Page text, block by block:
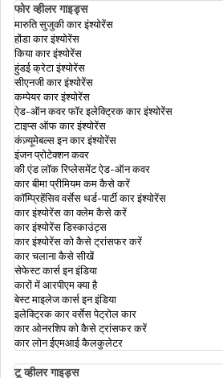
ट्रैवल इंश्योरेंस जो फ़ाइनेंशियल एमरजेंसी
फोर व्हीलर गाइड्स
मारुति सुजुकी कार इंश्योरेंस
होंडा कार इंश्योरेंस
किया कार इंश्योरेंस
हुंडई क्रेटा इंश्योरेंस
सीएनजी कार इंश्योरेंस
कम्पेयर कार इंश्योरेंस
ऐड-ऑन कवर फॉर इलेक्ट्रिक कार इंश्योरेंस
टाइप्स ऑफ कार इंश्योरेंस
कंज़्यूमेबल्स इन कार इंश्योरेंस
इंजन प्रोटेक्शन कवर
की एंड लॉक रिप्लेसमेंट ऐड-ऑन कवर
कार बीमा प्रीमियम कम कैसे करें
कॉम्प्रिहेंसिव वर्सेस थर्ड-पार्टी कार इंश्योरेंस
कार इंश्योरेंस का क्लेम कैसे करें
कार इंश्योरेंस डिस्काउंट्स
कार इंश्योरेंस को कैसे ट्रांसफर करें
कार चलाना कैसे सीखें
सेफेस्ट कार्स इन इंडिया
कारों में आरपीएम क्या है
बेस्ट माइलेज कार्स इन इंडिया
इलेक्ट्रिक कार वर्सेस पेट्रोल कार
कार ओनरशिप को कैसे ट्रांसफर करें
कार लोन ईएमआई कैलकुलेटर
टू व्हीलर गाइड्स